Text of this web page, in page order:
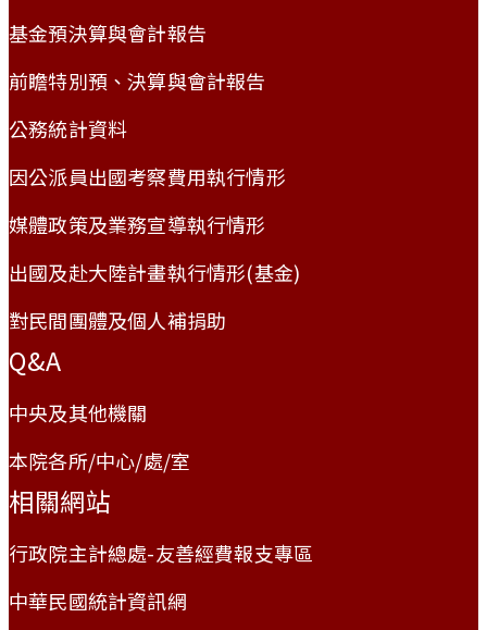
基金預決算與會計報告
前瞻特別預、決算與會計報告
公務統計資料
因公派員出國考察費用執行情形
媒體政策及業務宣導執行情形
出國及赴大陸計畫執行情形(基金)
對民間團體及個人補捐助
Q&A
中央及其他機關
本院各所/中心/處/室
相關網站
行政院主計總處-友善經費報支專區
中華民國統計資訊網